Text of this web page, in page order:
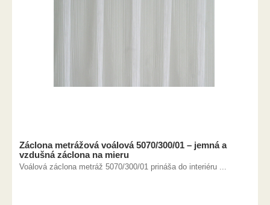
Záclona metrážová voálová 5070/300/01 – jemná a
vzdušná záclona na mieru
Voálová záclona metráž 5070/300/01 prináša do interiéru ...